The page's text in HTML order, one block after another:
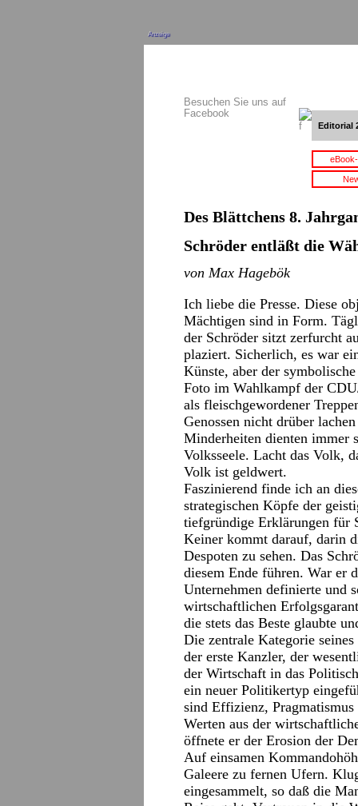
Anzeige
Besuchen Sie uns auf
Facebook
Editorial
Des Blättchens 8.
Schröder entläßt die
von Max Hagebök
Ich liebe die Presse. Diese
Mächtigen sind in Form.
der Schröder sitzt zerfurcht
plaziert. Sicherlich, es war
Künste, aber der
Foto im Wahlkampf der
als fleischgewordener
Genossen nicht drüber
Minderheiten dienten immer
Volksseele. Lacht das Volk,
Volk ist geldwert.
Faszinierend finde ich an
strategischen Köpfe der
tiefgründige Erklärungen für
Keiner kommt darauf, darin
Despoten zu sehen. Das
diesem Ende führen. War er
Unternehmen definierte und
wirtschaftlichen
die stets das Beste glaubte
Die zentrale Kategorie
der erste Kanzler, der
der Wirtschaft in das
ein neuer Politikertyp
sind Effizienz,
Werten aus der
öffnete er der Erosion der
Auf einsamen
Galeere zu fernen Ufern.
eingesammelt, so daß die